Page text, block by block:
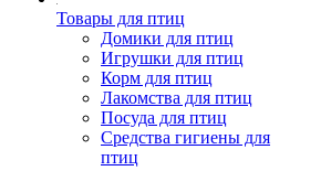
Товары для птиц
Домики для птиц
Игрушки для птиц
Корм для птиц
Лакомства для птиц
Посуда для птиц
Средства гигиены для
птиц